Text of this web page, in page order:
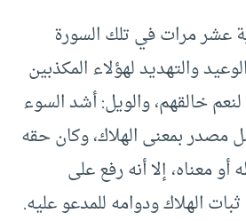
عشر مرات في تلك السورة
والتهديد لهؤلاء المكذبين
خالقهم، والويل: أشد السوء
مصدر بمعنى الهلاك، وكان حقه
معناه، إلا أنه رفع على
ثبات الهلاك ودوامه للمدعو عليه.